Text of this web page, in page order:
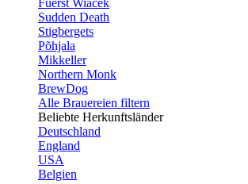
Fuerst Wiacek
Sudden Death
Stigbergets
Põhjala
Mikkeller
Northern Monk
BrewDog
Alle Brauereien filtern
Beliebte Herkunftsländer
Deutschland
England
USA
Belgien